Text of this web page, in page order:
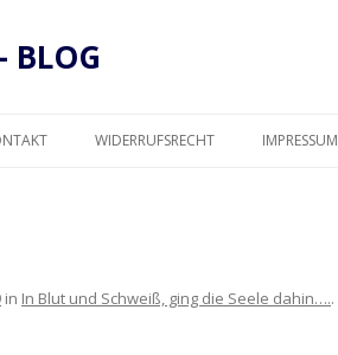
BLOG
Inhalt
WIDERRUFSRECHT IMPRESSUM
in In Blut und Schweiß, ging die Seele dahin…..